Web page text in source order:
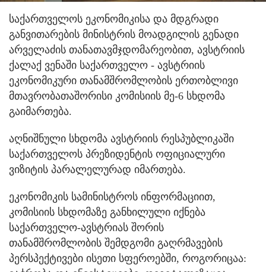
საქართველოს ეკონომიკისა და მდგრადი
განვითარების მინისტრის მოადგილის გენადი
არველაძის თანათავმჯდომარეობით, ავსტრიის
ქალაქ ვენაში საქართველო - ავსტრიის
ეკონომიკური თანამშრომლობის ერთობლივი
მთავრობათაშორისი კომისიის მე-6 სხდომა
გაიმართება.
აღნიშნული სხდომა ავსტრიის რესპუბლიკაში
საქართველოს პრეზიდენტის ოფიციალური
ვიზიტის პარალელურად იმართება.
ეკონომიკის სამინისტროს ინფორმაციით,
კომისიის სხდომაზე განხილული იქნება
საქართველო-ავსტრიას შორის
თანამშრომლობის შემდგომი გაღრმავების
პერსპექტივები ისეთი სფეროებში, როგორიცაა: